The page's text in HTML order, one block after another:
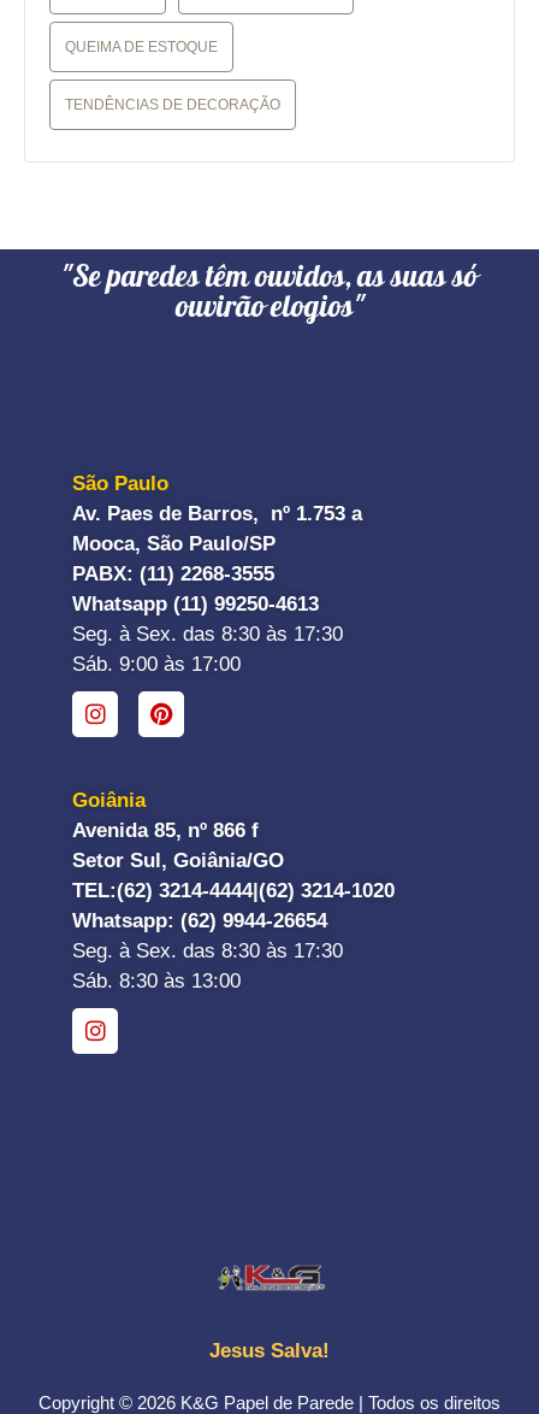
QUEIMA DE ESTOQUE
TENDÊNCIAS DE DECORAÇÃO
"Se paredes têm ouvidos, as suas só
ouvirão elogios"
São Paulo
Av. Paes de Barros, nº 1.753 a
Mooca, São Paulo/SP
PABX: (11) 2268-3555
Whatsapp (11) 99250-4613
Seg. à Sex. das 8:30 às 17:30
Sáb. 9:00 às 17:00
Goiânia
Avenida 85, nº 866 f
Setor Sul, Goiânia/GO
TEL:(62) 3214-4444|(62) 3214-1020
Whatsapp: (62) 9944-26654
Seg. à Sex. das 8:30 às 17:30
Sáb. 8:30 às 13:00
Jesus Salva!
Copyright © 2026 K&G Papel de Parede | Todos os direitos